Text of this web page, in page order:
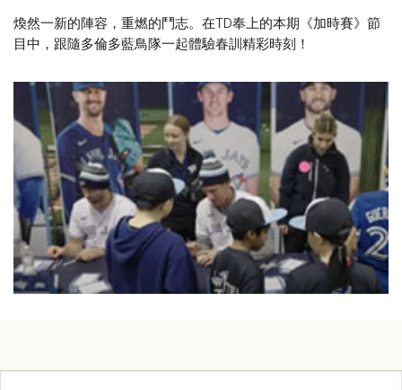
煥然一新的陣容，重燃的鬥志。在TD奉上的本期《加時賽》節
目中，跟隨多倫多藍鳥隊一起體驗春訓精彩時刻！